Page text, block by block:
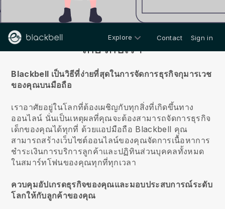
Explore Contact Sign in
เกี่ยวกับเรา
Blackbell เป็นวิธีที่ง่ายที่สุดในการจัดการธุรกิจกุมารเวช
ของคุณบนมือถือ
เราอาศัยอยู่ในโลกที่ต้องเผชิญกับทุกสิ่งที่เกิดขึ้นทาง
ออนไลน์ นั่นเป็นเหตุผลที่คุณจะต้องสามารถจัดการธุรกิจ
เด็กของคุณได้ทุกที่ ด้วยแอปมือถือ Blackbell คุณ
สามารถสร้างเว็บไซต์ออนไลน์ของคุณจัดการเนื้อหาการ
ชำระเงินการบริการลูกค้าและปฏิทินส่วนบุคคลทั้งหมด
ในสมาร์ทโฟนของคุณทุกที่ทุกเวลา
ควบคุมอัปเกรดธุรกิจของคุณและมอบประสบการณ์ระดับ
โลกให้กับลูกค้าของคุณ